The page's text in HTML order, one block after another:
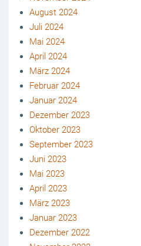
August 2024
Juli 2024
Mai 2024
April 2024
März 2024
Februar 2024
Januar 2024
Dezember 2023
Oktober 2023
September 2023
Juni 2023
Mai 2023
April 2023
März 2023
Januar 2023
Dezember 2022